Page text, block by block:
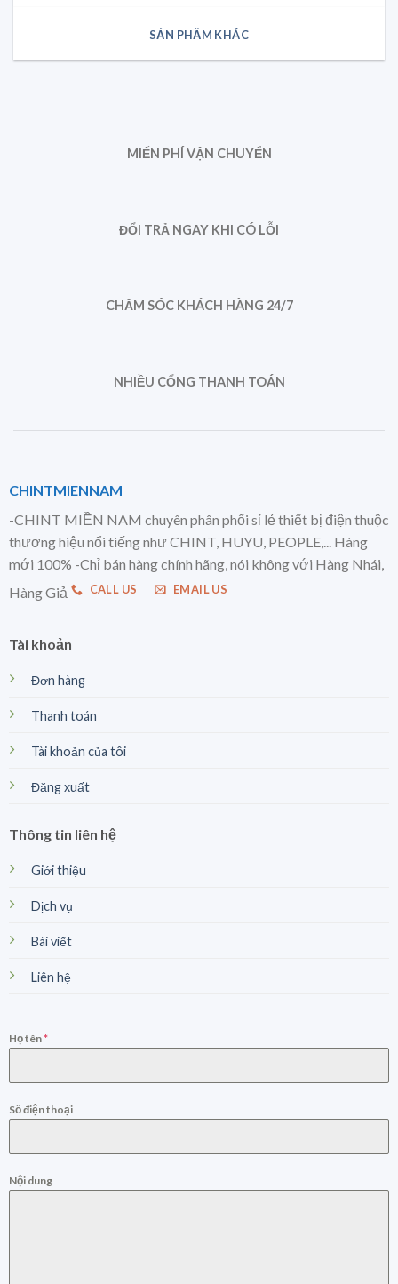
SẢN PHẨM KHÁC
MIẾN PHÍ VẬN CHUYỂN
ĐỔI TRẢ NGAY KHI CÓ LỖI
CHĂM SÓC KHÁCH HÀNG 24/7
NHIỀU CỔNG THANH TOÁN
CHINTMIENNAM
-CHINT MIỀN NAM chuyên phân phối sỉ lẻ thiết bị điện thuộc
thương hiệu nổi tiếng như CHINT, HUYU, PEOPLE,... Hàng
mới 100% -Chỉ bán hàng chính hãng, nói không với Hàng Nhái,
Hàng Giả
CALL US EMAIL US
Tài khoản
Đơn hàng
Thanh toán
Tài khoản của tôi
Đăng xuất
Thông tin liên hệ
Giới thiệu
Dịch vụ
Bài viết
Liên hệ
Họ tên*
Số điện thoại
Nội dung